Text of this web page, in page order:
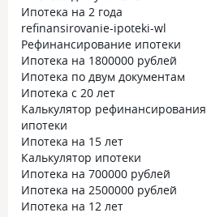
Ипотека на 2 года
refinansirovanie-ipoteki-wl
Рефинансирование ипотеки
Ипотека на 1800000 рублей
Ипотека по двум документам
Ипотека с 20 лет
Калькулятор рефинансирования
ипотеки
Ипотека на 15 лет
Калькулятор ипотеки
Ипотека на 700000 рублей
Ипотека на 2500000 рублей
Ипотека на 12 лет